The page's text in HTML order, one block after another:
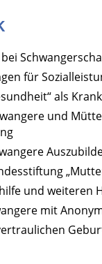
bei
für
als
und
und weiteren
mit